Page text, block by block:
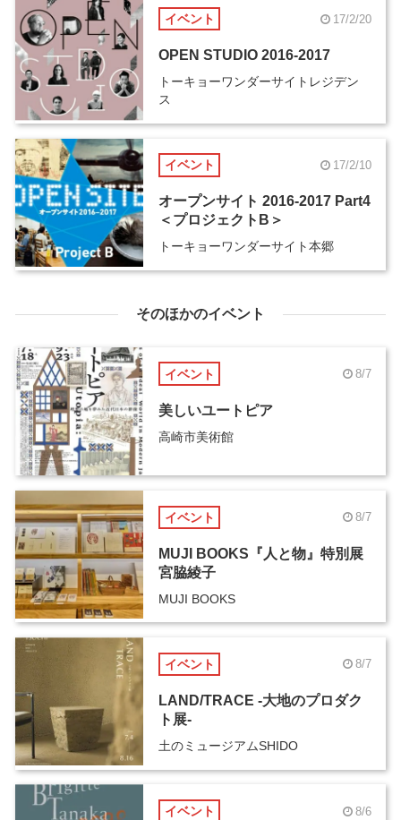
イベント 17/2/20
OPEN STUDIO 2016-2017
トーキョーワンダーサイトレジデン
ス
イベント 17/2/10
オープンサイト 2016-2017 Part4
＜プロジェクトB＞
トーキョーワンダーサイト本郷
そのほかのイベント
イベント 8/7
美しいユートピア
高崎市美術館
イベント 8/7
MUJI BOOKS『人と物』特別展
宮脇綾子
MUJI BOOKS
イベント 8/7
LAND/TRACE -大地のプロダク
ト展-
土のミュージアムSHIDO
イベント 8/6